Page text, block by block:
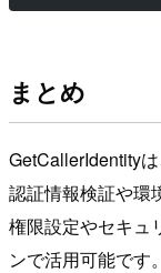
まとめ
GetCallerIdentity
認証情報検証や環
権限設定やセキュ
ンで活用可能です。